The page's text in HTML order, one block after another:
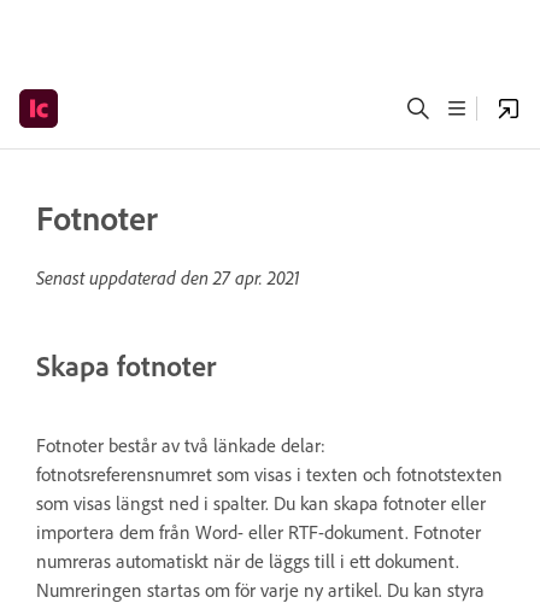
Fotnoter
Senast uppdaterad den27 apr. 2021
Skapa fotnoter
Fotnoter består av två länkade delar:
fotnotsreferensnumret som visas i texten och fotnotstexten
som visas längst ned i spalter. Du kan skapa fotnoter eller
importera dem från Word- eller RTF-dokument. Fotnoter
numreras automatiskt när de läggs till i ett dokument.
Numreringen startas om för varje ny artikel. Du kan styra